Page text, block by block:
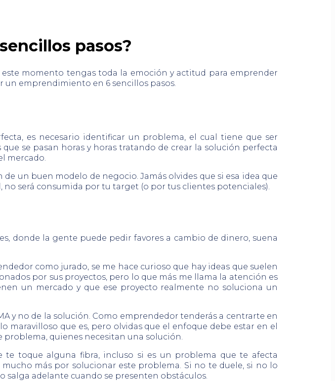
pasos?
momento tengas toda la emoción y actitud para emprender
un emprendimiento en 6 sencillos pasos.
es necesario identificar un problema, el cual tiene que ser
se pasan horas y horas tratando de crear la solución perfecta
mercado.
un buen modelo de negocio. Jamás olvides que si esa idea que
será consumida por tu target (o por tus clientes potenciales).
donde la gente puede pedir favores a cambio de dinero, suena
como jurado, se me hace curioso que hay ideas que suelen
por sus proyectos, pero lo que más me llama la atención es
un mercado y que ese proyecto realmente no soluciona un
y no de la solución. Como emprendedor tenderás a centrarte en
que es, pero olvidas que el enfoque debe estar en el
problema, quienes necesitan una solución.
toque alguna fibra, incluso si es un problema que te afecta
más por solucionar este problema. Si no te duele, si no lo
salga adelante cuando se presenten obstáculos.